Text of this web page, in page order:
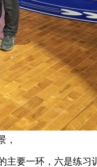
，
要一环，六是练习